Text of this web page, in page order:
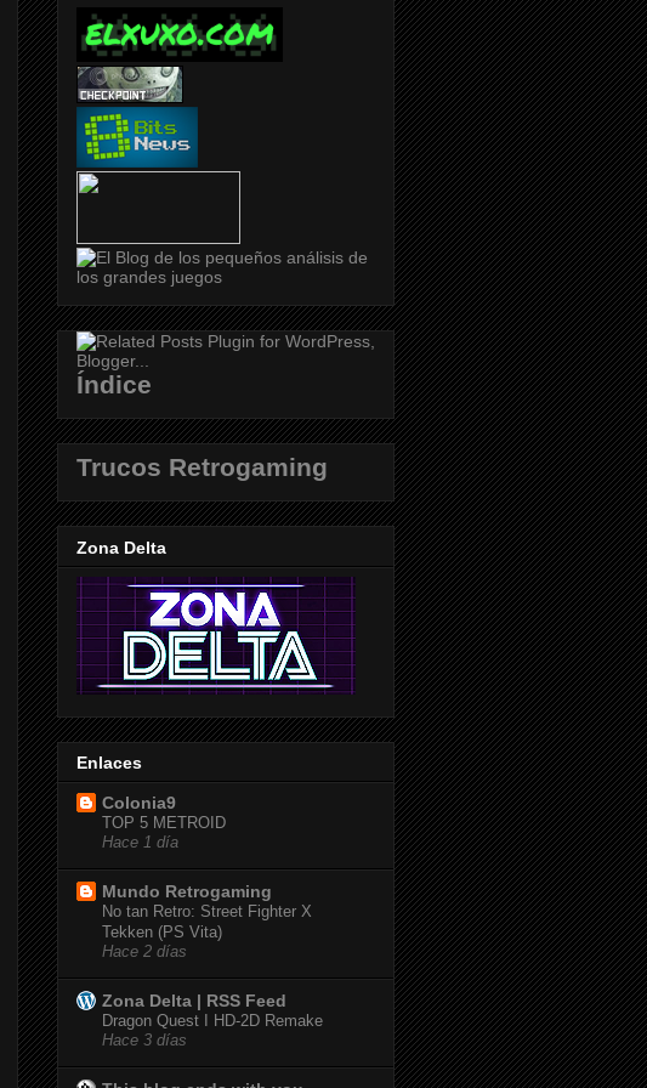
Índice
Trucos Retrogaming
Zona Delta
Enlaces
Colonia9
TOP 5 METROID
Hace 1 día
Mundo Retrogaming
No tan Retro: Street Fighter X
Tekken (PS Vita)
Hace 2 días
Zona Delta | RSS Feed
Dragon Quest I HD-2D Remake
Hace 3 días